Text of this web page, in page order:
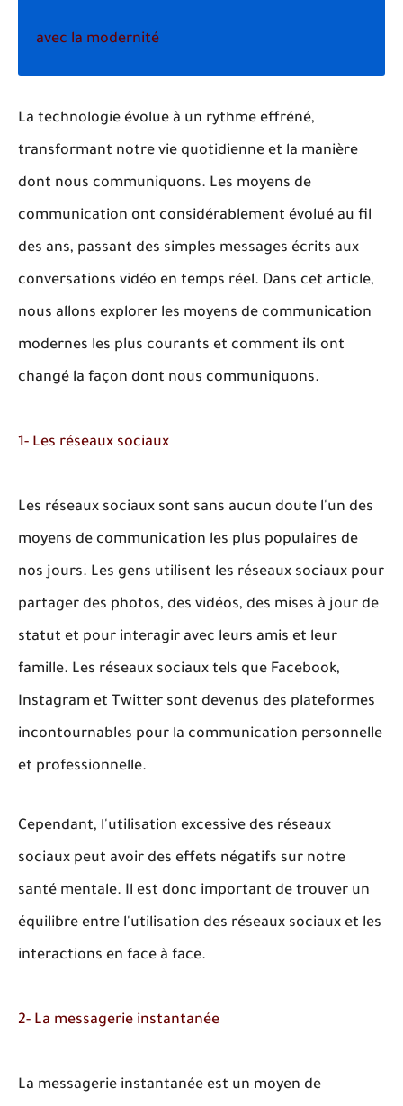
avec la modernité
La technologie évolue à un rythme effréné,
transformant notre vie quotidienne et la manière
dont nous communiquons. Les moyens de
communication ont considérablement évolué au fil
des ans, passant des simples messages écrits aux
conversations vidéo en temps réel. Dans cet article,
nous allons explorer les moyens de communication
modernes les plus courants et comment ils ont
changé la façon dont nous communiquons.
1- Les réseaux sociaux
Les réseaux sociaux sont sans aucun doute l'un des
moyens de communication les plus populaires de
nos jours. Les gens utilisent les réseaux sociaux pour
partager des photos, des vidéos, des mises à jour de
statut et pour interagir avec leurs amis et leur
famille. Les réseaux sociaux tels que Facebook,
Instagram et Twitter sont devenus des plateformes
incontournables pour la communication personnelle
et professionnelle.
Cependant, l'utilisation excessive des réseaux
sociaux peut avoir des effets négatifs sur notre
santé mentale. Il est donc important de trouver un
équilibre entre l'utilisation des réseaux sociaux et les
interactions en face à face.
2- La messagerie instantanée
La messagerie instantanée est un moyen de